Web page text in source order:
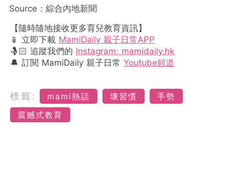
Source：綜合內地新聞
【隨時隨地接收更多育兒教育資訊】
📱 立即下載 MamiDaily 親子日常APP
🤱🏻 追蹤我們的 Instagram: mamidaily.hk
🔔 訂閱 MamiDaily 親子日常 Youtube頻道
標籤: mami熱話 壞習慣
手勢
震撼式教育